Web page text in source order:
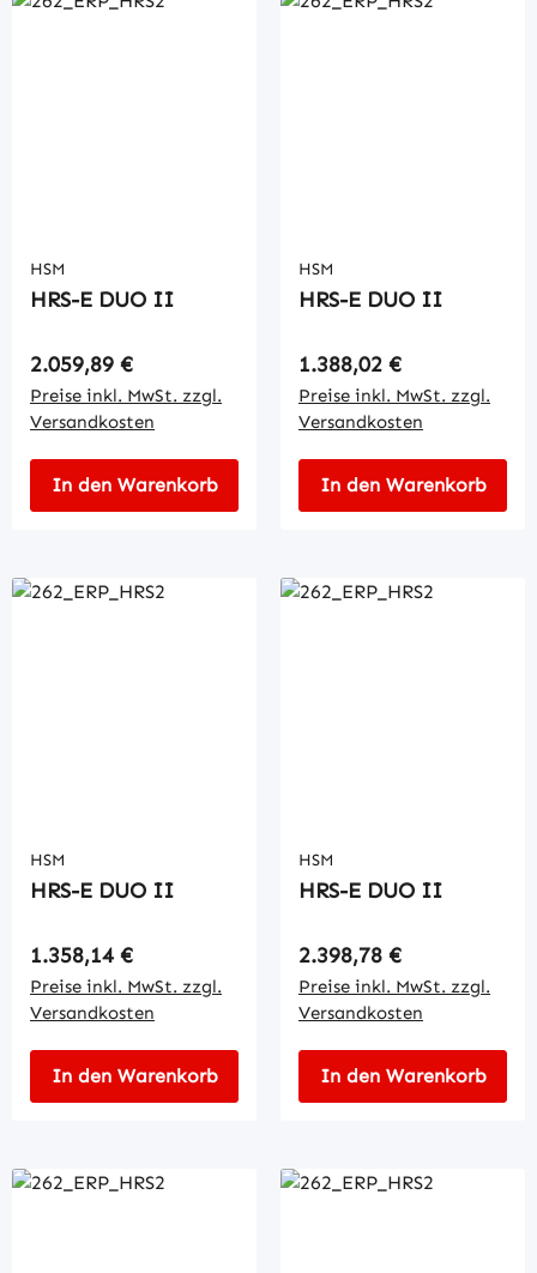
HSM
HRS-E DUO II
Regulärer Preis:
2.059,89 €
Preise inkl. MwSt. zzgl.
Versandkosten
In den Warenkorb
HSM
HRS-E DUO II
Regulärer Preis:
1.388,02 €
Preise inkl. MwSt. zzgl.
Versandkosten
In den Warenkorb
HSM
HRS-E DUO II
Regulärer Preis:
1.358,14 €
Preise inkl. MwSt. zzgl.
Versandkosten
In den Warenkorb
HSM
HRS-E DUO II
Regulärer Preis:
2.398,78 €
Preise inkl. MwSt. zzgl.
Versandkosten
In den Warenkorb